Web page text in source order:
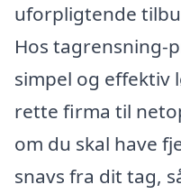
uforpligtende
Hos tagrensning-
simpel og effektiv
rette firma til
om du skal have
snavs fra dit tag,